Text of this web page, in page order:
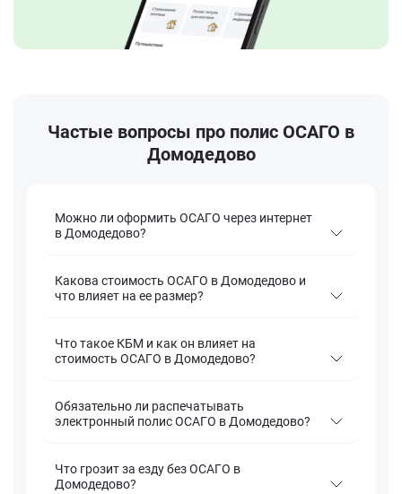
Частые вопросы про полис ОСАГО в
Домодедово
Можно ли оформить ОСАГО через интернет
в Домодедово?
Какова стоимость ОСАГО в Домодедово и
что влияет на ее размер?
Что такое КБМ и как он влияет на
стоимость ОСАГО в Домодедово?
Обязательно ли распечатывать
электронный полис ОСАГО в Домодедово?
Что грозит за езду без ОСАГО в
Домодедово?